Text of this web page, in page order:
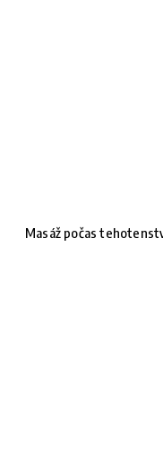
Masáž počas